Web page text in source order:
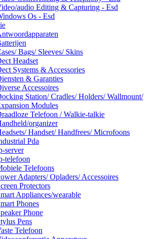
audio Editing & Capturing - Esd
Os - Esd
Bags/ Sleeves/ Skins
Headset
Systems & Accessories
& Garanties
Accessoires
Station/ Cradles/ Holders/ Wallmount/
Modules
Telefoon / Walkie-talkie
organizer
Handset/ Handfrees/ Microfoons
Pda
server
telefoon
Telefoons
Adapters/ Opladers/ Accessoires
Protectors
Appliances/wearable
Phones
Phone
Pens
Telefoon